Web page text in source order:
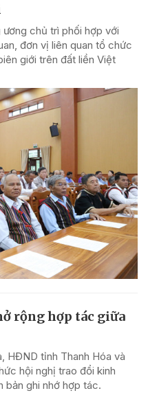
chủ trì phối hợp với
đơn vị liên quan tổ chức
giới trên đất liền Việt
rộng hợp tác giữa
HĐND tỉnh Thanh Hóa và
hội nghị trao đổi kinh
bản ghi nhớ hợp tác.